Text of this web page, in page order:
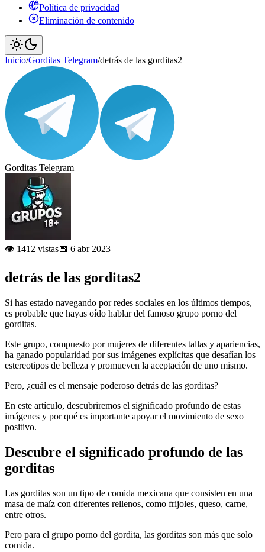
Política de privacidad
Eliminación de contenido
Inicio/Gorditas Telegram/detrás de las gorditas2
Gorditas Telegram
👁️ 1412 vistas📅 6 abr 2023
detrás de las gorditas2
Si has estado navegando por redes sociales en los últimos tiempos,
es probable que hayas oído hablar del famoso grupo porno del
gorditas.
Este grupo, compuesto por mujeres de diferentes tallas y apariencias,
ha ganado popularidad por sus imágenes explícitas que desafían los
estereotipos de belleza y promueven la aceptación de uno mismo.
Pero, ¿cuál es el mensaje poderoso detrás de las gorditas?
En este artículo, descubriremos el significado profundo de estas
imágenes y por qué es importante apoyar el movimiento de sexo
positivo.
Descubre el significado profundo de las
gorditas
Las gorditas son un tipo de comida mexicana que consisten en una
masa de maíz con diferentes rellenos, como frijoles, queso, carne,
entre otros.
Pero para el grupo porno del gordita, las gorditas son más que solo
comida.